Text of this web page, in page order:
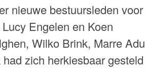
nieuwe bestuursleden voor
Engelen en Koen
Wilko Brink, Marre Adu
zich herkiesbaar gesteld